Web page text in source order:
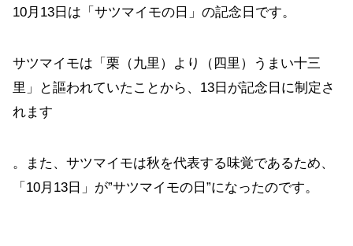
10月13日は「サツマイモの日」の記念日です。
サツマイモは「栗（九里）より（四里）うまい十三
里」と謳われていたことから、13日が記念日に制定さ
れます
。また、サツマイモは秋を代表する味覚であるため、
「10月13日」が”サツマイモの日”になったのです。